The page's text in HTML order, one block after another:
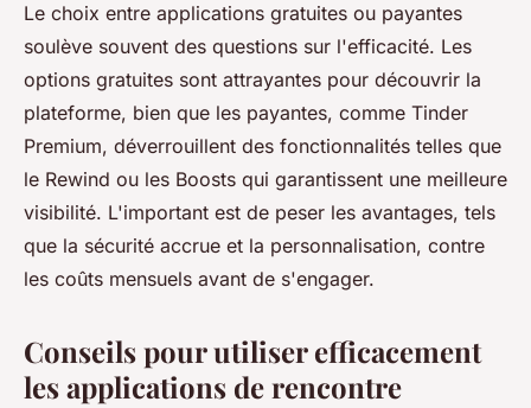
Le choix entre applications gratuites ou payantes
soulève souvent des questions sur l'efficacité. Les
options gratuites sont attrayantes pour découvrir la
plateforme, bien que les payantes, comme Tinder
Premium, déverrouillent des fonctionnalités telles que
le Rewind ou les Boosts qui garantissent une meilleure
visibilité. L'important est de peser les avantages, tels
que la sécurité accrue et la personnalisation, contre
les coûts mensuels avant de s'engager.
Conseils pour utiliser efficacement
les applications de rencontre